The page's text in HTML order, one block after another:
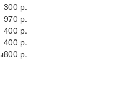
300 р.
970 р.
400 р.
400 р.
800 р.